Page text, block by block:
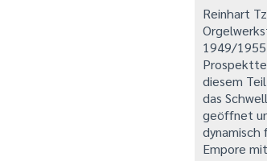
Reinhart
1949/
diesem
das
geöffnet
Empore